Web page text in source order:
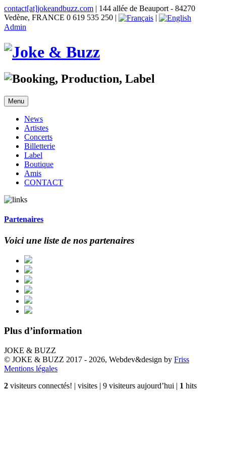
contact[at]jokeandbuzz.com | 144 allée de Beauport - 84270
Vedène, FRANCE 0 619 535 250 |
|
Admin
Menu
News
Artistes
Concerts
Billetterie
Label
Boutique
Amis
CONTACT
Partenaires
Voici une liste de nos partenaires
Plus d’information
JOKE & BUZZ
© JOKE & BUZZ 2017 - 2026, Webdev&design by Friss
Mentions légales
2 visiteurs connectés! | visites | 9 visiteurs aujourd’hui | 1 hits